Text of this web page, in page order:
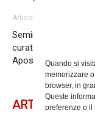
Quando si
memorizzare
browser, in
Queste
preferenze o il
Articolo precedente
Seminario sulla
curato dalla
Apostolica
ARTICOLI